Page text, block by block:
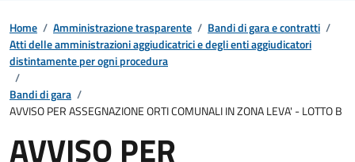
Home / Amministrazione trasparente / Bandi di gara e contratti /
Atti delle amministrazioni aggiudicatrici e degli enti aggiudicatori
distintamente per ogni procedura
/
Bandi di gara /
AVVISO PER ASSEGNAZIONE ORTI COMUNALI IN ZONA LEVA' - LOTTO B
AVVISO PER